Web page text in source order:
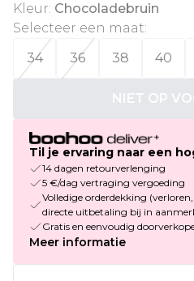
Kleur: Chocoladebruin
Selecteer een maat:
34
36 38 40
NIET OP
Til je ervaring naar een
14 dagen retourverlenging
5 €/dag vertraging vergoeding
Volledige orderdekking
directe uitbetaling bij in
Gratis en eenvoudig
Meer informatie